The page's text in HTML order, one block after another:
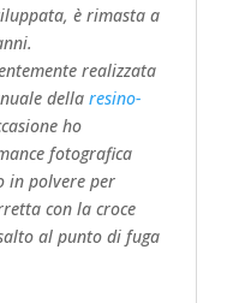
è rimasta a
realizzata
della resino-
ho
fotografica
in polvere per
con la croce
al punto di fuga